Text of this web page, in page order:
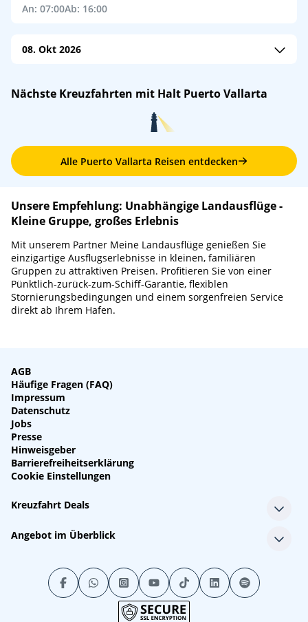
An: 07:00Ab: 16:00
08. Okt 2026
An: 07:00Ab: 17:00
Nächste Kreuzfahrten mit Halt Puerto Vallarta
Alle Puerto Vallarta Reisen entdecken
Unsere Empfehlung: Unabhängige Landausflüge -
Kleine Gruppe, großes Erlebnis
Mit unserem Partner Meine Landausflüge genießen Sie
einzigartige Ausflugserlebnisse in kleinen, familiären
Gruppen zu attraktiven Preisen. Profitieren Sie von einer
Pünktlich-zurück-zum-Schiff-Garantie, flexiblen
Stornierungsbedingungen und einem sorgenfreien Service
direkt ab Ihrem Hafen.
AGB
Häufige Fragen (FAQ)
Impressum
Datenschutz
Jobs
Presse
Hinweisgeber
Barrierefreiheitserklärung
Cookie Einstellungen
Kreuzfahrt Deals
Single-Kreuzfahrten
Kreuzfahrt mit Kindern
Minikreuzfahrten
Stornokabinen
Luxuskreuzfahrten
Angebot im Überblick
Alle Schiffe
Alle Reiseziele
Kreuzfahrtpakete